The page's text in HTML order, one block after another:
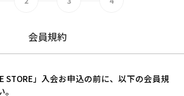
会員規約
STORE」入会お申込の前に、以下の会員規